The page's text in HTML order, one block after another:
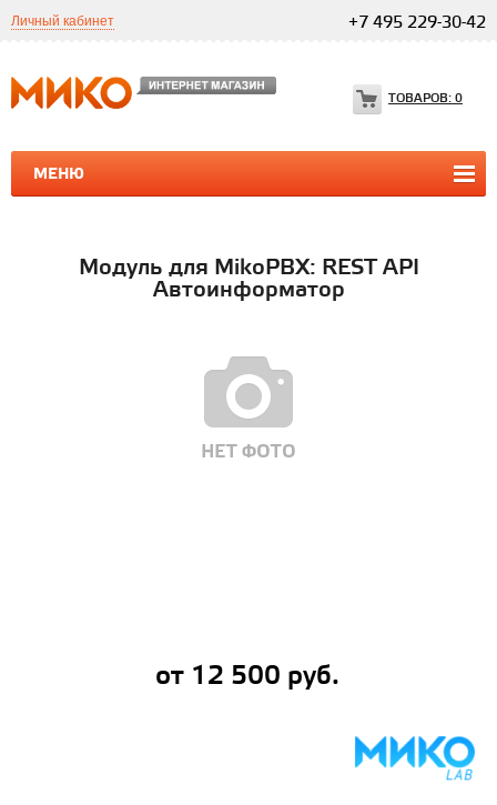
Личный кабинет +7 495 229-30-42
МЕНЮ
ТОВАРОВ: 0
ПРОГРАММЫ 1С 1С
Модуль для MikoPBX: REST API
Автоинформатор
от 12 500 руб.